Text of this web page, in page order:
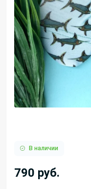
В наличии
790 руб.